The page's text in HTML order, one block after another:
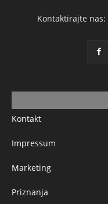
Kontaktirajte nas:
Kontakt
Impressum
Marketing
Priznanja